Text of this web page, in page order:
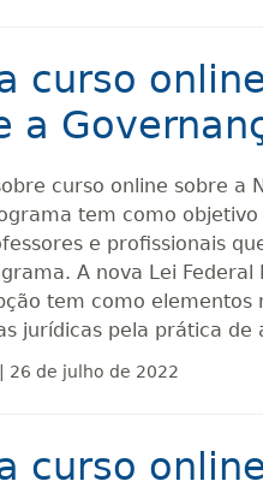
curso
a
curso online sobre a
tem como
e profissionais
A nova Lei Federal
tem como elementos
jurídicas pela prática
| 26 de julho de 2022
curso